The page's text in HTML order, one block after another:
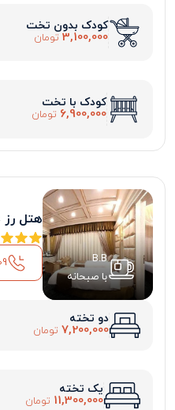
کودک بدون تخت
3,100,000 تومان
کودک با تخت
6,900,000 تومان
B.B
با صبحانه
هتل
دو تخته
7,200,000 تومان
یک تخته
11,300,000 تومان